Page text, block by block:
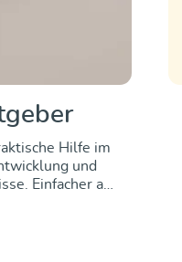
Hilfe im
und
Einfacher als
ich an und wo